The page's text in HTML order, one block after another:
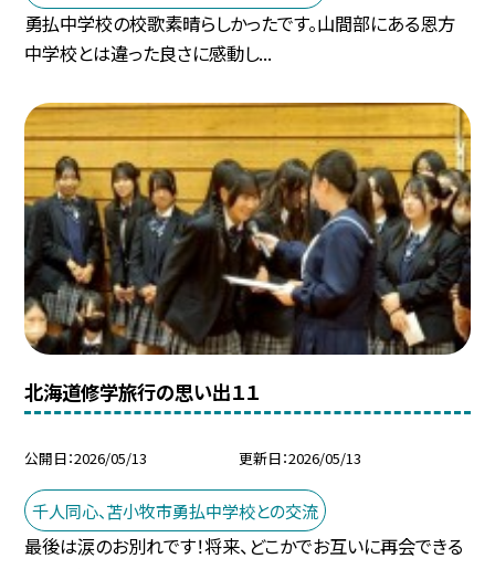
勇払中学校の校歌素晴らしかったです。山間部にある恩方
中学校とは違った良さに感動し...
北海道修学旅行の思い出１１
公開日 2026/05/13 更新日 2026/05/13
千人同心、苫小牧市勇払中学校との交流
最後は涙のお別れです！将来、どこかでお互いに再会できる